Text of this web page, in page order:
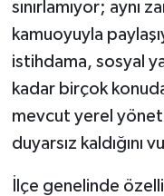
sınırlamıyor; aynı
kamuoyuyla
istihdama, sosyal
kadar birçok
mevcut yerel
duyarsız kaldığını
İlçe genelinde